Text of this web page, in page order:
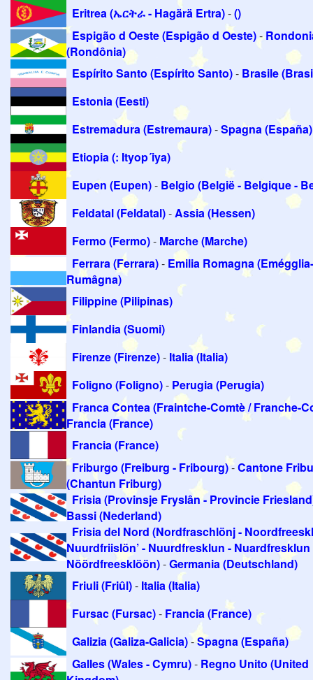
Eritrea (ኤርትራ - Hagärä Ertra)-()
Espigão d Oeste (Espigão d Oeste)-
(Rondônia)
Espírito Santo (Espírito Santo)- Brasile
Estonia (Eesti)
Estremadura (Estremaura)-Spagna (España)
Etiopia (: Ityop´iya)
Eupen (Eupen)- Belgio (België - Belgique -
Feldatal (Feldatal)-Assia (Hessen)
Fermo (Fermo)- Marche (Marche)
Ferrara (Ferrara)- Emilia Romagna (Emégglia-
Rumâgna)
Filippine (Pilipinas)
Finlandia (Suomi)
Firenze (Firenze)- Italia (Italia)
Foligno (Foligno)- Perugia (Perugia)
Franca Contea (Fraintche-Comtè / Franche-
Francia (France)
Francia (France)
Friburgo (Freiburg - Fribourg)-Cantone
(Chantun Friburg)
Frisia (Provinsje Fryslân - Provincie
Bassi (Nederland)
Frisia del Nord (Nordfraschlönj -
Nuurdfriislön’ - Nuurdfresklun - Nuardfresklun
Nöördfreesklöön)-Germania (Deutschland)
Friuli (Friûl)- Italia (Italia)
Fursac (Fursac)- Francia (France)
Galizia (Galiza-Galicia)-Spagna (España)
Galles (Wales - Cymru)- Regno Unito (United